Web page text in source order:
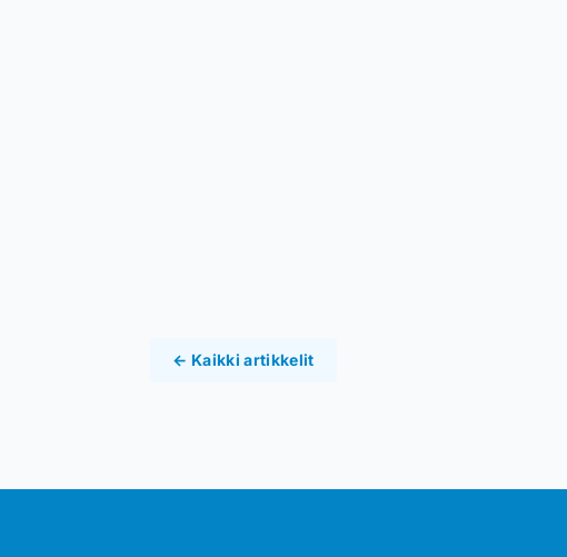
← Kaikki artikkelit